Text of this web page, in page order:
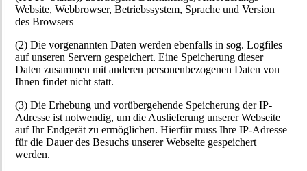
Website, Webbrowser, Betriebssystem, Sprache und Version
des Browsers
(2) Die vorgenannten Daten werden ebenfalls in sog. Logfiles
auf unseren Servern gespeichert. Eine Speicherung dieser
Daten zusammen mit anderen personenbezogenen Daten von
Ihnen findet nicht statt.
(3) Die Erhebung und vorübergehende Speicherung der IP-
Adresse ist notwendig, um die Auslieferung unserer Webseite
auf Ihr Endgerät zu ermöglichen. Hierfür muss Ihre IP-Adresse
für die Dauer des Besuchs unserer Webseite gespeichert
werden.